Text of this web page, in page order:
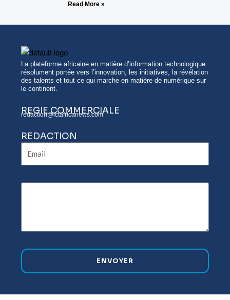
Read More »
La plateforme africaine en matière d’information technologique
résolument portée vers l’innovation, les initiatives, la révélation
des talents et tout ce qui marche en matière de numérique sur
le continent.
REGIE COMMERCIALE
redaction@ictafricanews.com
REDACTION
ENVOYER